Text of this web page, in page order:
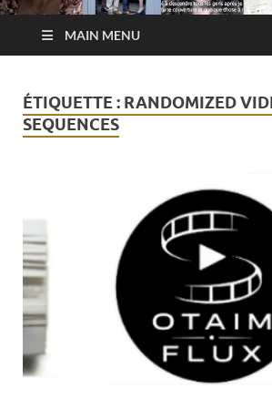
MAIN MENU
ÉTIQUETTE : RANDOMIZED
SEQUENCES